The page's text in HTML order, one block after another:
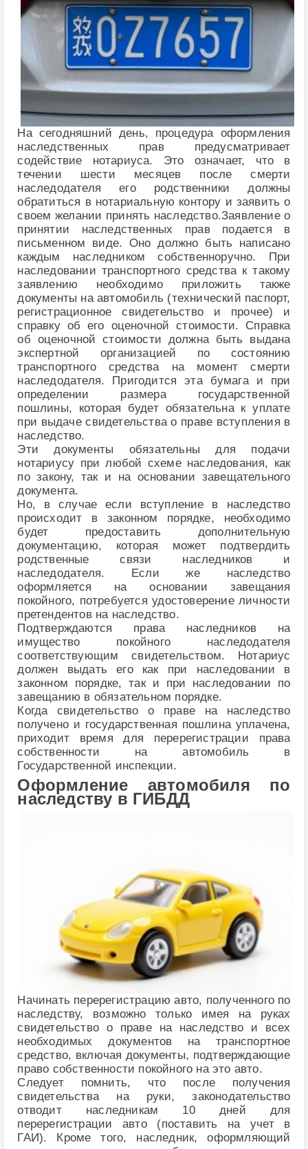
На сегодняшний день, процедура оформления
наследственных прав предусматривает
содействие нотариуса. Это означает, что в
течении шести месяцев после смерти
наследодателя его родственники должны
обратиться в нотариальную контору и заявить о
своем желании принять наследство.Заявление о
принятии наследственных прав подается в
письменном виде. Оно должно быть написано
каждым наследником собственноручно. При
наследовании транспортного средства к такому
заявлению необходимо приложить также
документы на автомобиль (технический паспорт,
регистрационное свидетельство и прочее) и
справку об его оценочной стоимости. Справка
об оценочной стоимости должна быть выдана
экспертной организацией по состоянию
транспортного средства на момент смерти
наследодателя. Пригодится эта бумага и при
определении размера государственной
пошлины, которая будет обязательна к уплате
при выдаче свидетельства о праве вступления в
наследство.
Эти документы обязательны для подачи
нотариусу при любой схеме наследования, как
по закону, так и на основании завещательного
документа.
Но, в случае если вступление в наследство
происходит в законном порядке, необходимо
будет предоставить дополнительную
документацию, которая может подтвердить
родственные связи наследников и
наследодателя. Если же наследство
оформляется на основании завещания
покойного, потребуется удостоверение личности
претендентов на наследство.
Подтверждаются права наследников на
имущество покойного наследодателя
соответствующим свидетельством. Нотариус
должен выдать его как при наследовании в
законном порядке, так и при наследовании по
завещанию в обязательном порядке.
Когда свидетельство о праве на наследство
получено и государственная пошлина уплачена,
приходит время для перерегистрации права
собственности на автомобиль в
Государственной инспекции.
Оформление автомобиля по
наследству в ГИБДД
Начинать перерегистрацию авто, полученного по
наследству, возможно только имея на руках
свидетельство о праве на наследство и всех
необходимых документов на транспортное
средство, включая документы, подтверждающие
право собственности покойного на это авто.
Следует помнить, что после получения
свидетельства на руки, законодательство
отводит наследникам 10 дней для
перерегистрации авто (поставить на учет в
ГАИ). Кроме того, наследник, оформляющий